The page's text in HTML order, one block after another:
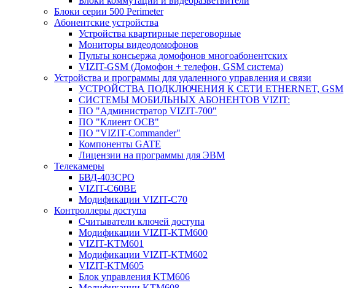
Блоки серии 500 Perimeter
Абонентские устройства
Устройства квартирные переговорные
Мониторы видеодомофонов
Пульты консьержа домофонов многоабонентских
VIZIT-GSM (Домофон + телефон, GSM система)
Устройства и программы для удаленного управления и связи
УСТРОЙСТВА ПОДКЛЮЧЕНИЯ К СЕТИ ETHERNET, GSM
CИСТЕМЫ МОБИЛЬНЫХ АБОНЕНТОВ VIZIT:
ПО "Администратор VIZIT-700"
ПО "Клиент ОСВ"
ПО "VIZIT-Commander"
Компоненты GATE
Лицензии на программы для ЭВМ
Телекамеры
БВД-403СРО
VIZIT-С60BE
Модификации VIZIT-C70
Контроллеры доступа
Считыватели ключей доступа
Модификации VIZIT-KTM600
VIZIT-KTM601
Модификации VIZIT-KTM602
VIZIT-KTM605
Блок управления KTM606